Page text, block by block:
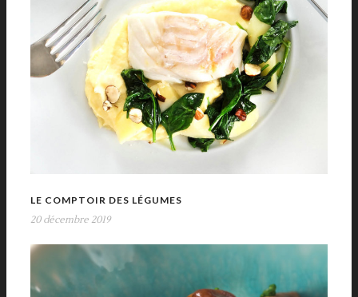
LE COMPTOIR DES LÉGUMES
20 décembre 2019